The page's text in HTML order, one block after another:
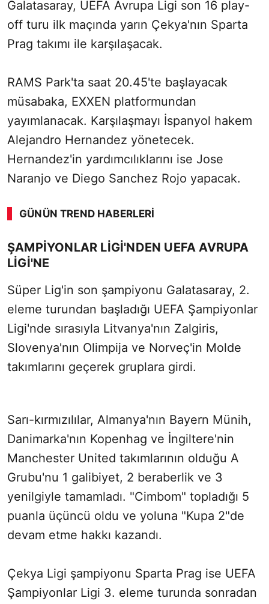
Galatasaray, UEFA Avrupa Ligi son 16 play-
off turu ilk maçında yarın Çekya'nın Sparta
Prag takımı ile karşılaşacak.
RAMS Park'ta saat 20.45'te başlayacak
müsabaka, EXXEN platformundan
yayımlanacak. Karşılaşmayı İspanyol hakem
Alejandro Hernandez yönetecek.
Hernandez'in yardımcılıklarını ise Jose
Naranjo ve Diego Sanchez Rojo yapacak.
GÜNÜN TREND HABERLERI
00:03 / 08:15
Sesi Aç
ŞAMPİYONLAR LİGİ'NDEN UEFA AVRUPA
LİGİ'NE
Süper Lig'in son şampiyonu Galatasaray, 2.
eleme turundan başladığı UEFA Şampiyonlar
Ligi'nde sırasıyla Litvanya'nın Zalgiris,
Slovenya'nın Olimpija ve Norveç'in Molde
takımlarını geçerek gruplara girdi.
Sarı-kırmızılılar, Almanya'nın Bayern Münih,
Danimarka'nın Kopenhag ve İngiltere'nin
Manchester United takımlarının olduğu A
Grubu'nu 1 galibiyet, 2 beraberlik ve 3
yenilgiyle tamamladı. "Cimbom" topladığı 5
puanla üçüncü oldu ve yoluna "Kupa 2"de
devam etme hakkı kazandı.
Çekya Ligi şampiyonu Sparta Prag ise UEFA
Şampiyonlar Ligi 3. eleme turunda sonradan